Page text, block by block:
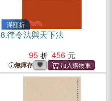
滿額折
8.律令法與天下法
95
456
無庫存